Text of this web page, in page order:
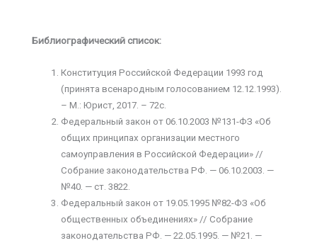
Библиографический список:
Конституция Российской Федерации 1993 год
(принята всенародным голосованием 12.12.1993).
– М.: Юрист, 2017. – 72с.
Федеральный закон от 06.10.2003 №131-ФЗ «Об
общих принципах организации местного
самоуправления в Российской Федерации» //
Собрание законодательства РФ. — 06.10.2003. —
№40. — ст. 3822.
Федеральный закон от 19.05.1995 №82-ФЗ «Об
общественных объединениях» // Собрание
законодательства РФ. — 22.05.1995. — №21. —